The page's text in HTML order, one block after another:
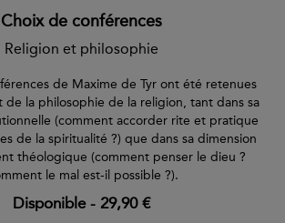
Choix de conférences
Religion et philosophie
de Maxime de Tyr ont été retenues
de la philosophie de la religion, tant dans sa
(comment accorder rite et pratique
de la spiritualité ?) que dans sa dimension
théologique (comment penser le dieu ?
le mal est-il possible ?).
Disponible- 29,90 €